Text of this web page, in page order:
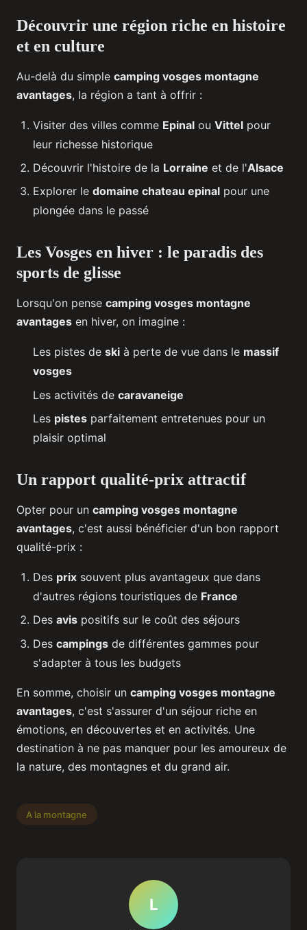
Découvrir une région riche en histoire
et en culture
Au-delà du simple camping vosges montagne
avantages, la région a tant à offrir :
Visiter des villes comme Epinal ou Vittel pour
leur richesse historique
Découvrir l'histoire de la Lorraine et de l'Alsace
Explorer le domaine chateau epinal pour une
plongée dans le passé
Les Vosges en hiver : le paradis des
sports de glisse
Lorsqu'on pense camping vosges montagne
avantages en hiver, on imagine :
Les pistes de ski à perte de vue dans le massif
vosges
Les activités de caravaneige
Les pistes parfaitement entretenues pour un
plaisir optimal
Un rapport qualité-prix attractif
Opter pour un camping vosges montagne
avantages, c'est aussi bénéficier d'un bon rapport
qualité-prix :
Des prix souvent plus avantageux que dans
d'autres régions touristiques de France
Des avis positifs sur le coût des séjours
Des campings de différentes gammes pour
s'adapter à tous les budgets
En somme, choisir un camping vosges montagne
avantages, c'est s'assurer d'un séjour riche en
émotions, en découvertes et en activités. Une
destination à ne pas manquer pour les amoureux de
la nature, des montagnes et du grand air.
A la montagne
L